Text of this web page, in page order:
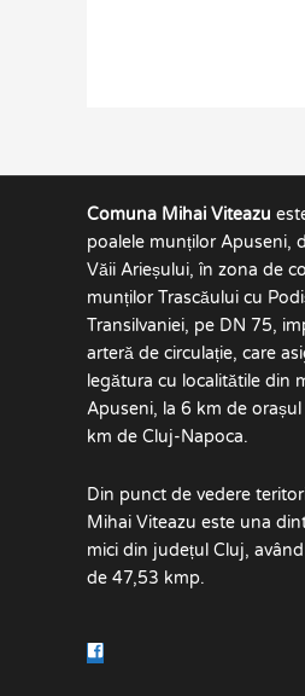
Comuna Mihai Viteazu
poalele munților Apuseni,
Văii Arieșului, în zona de
munților Trascăului cu
Transilvaniei, pe DN 75,
arteră de circulație, care
legătura cu localitătile din
Apuseni, la 6 km de
km de Cluj-Napoca.
Din punct de vedere
Mihai Viteazu este una
mici din județul Cluj,
de 47,53 kmp.